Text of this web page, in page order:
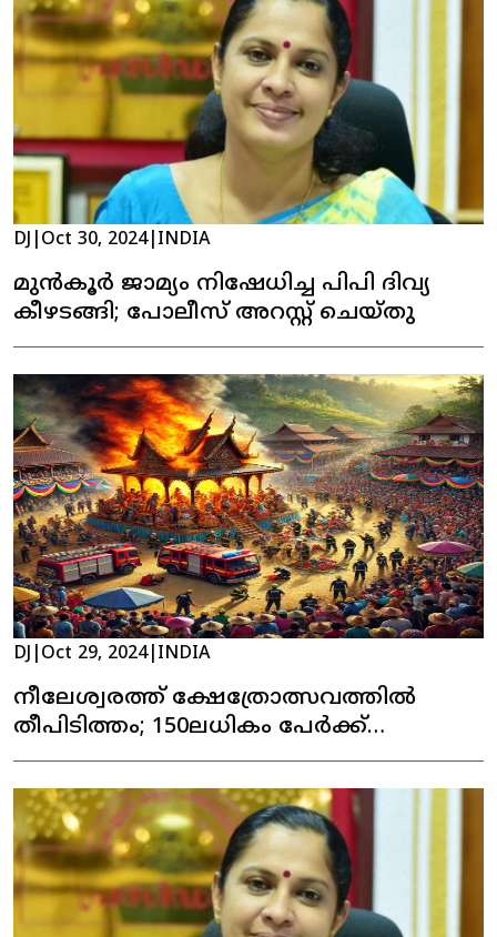
DJ Oct 30, 2024| INDIA
മുൻകൂർ ജാമ്യം നിഷേധിച്ച പിപി ദിവ്യ
കീഴടങ്ങി; പോലീസ് അറസ്റ്റ് ചെയ്തു
DJ Oct 29, 2024| INDIA
നീലേശ്വരത്ത് ക്ഷേത്രോത്സവത്തിൽ
തീപിടിത്തം; 150ലധികം പേർക്ക്
പരിക്കേൽക്കുകയും എട്ട് പേരുടെ നില
ഗുരുതരവുമാണ്